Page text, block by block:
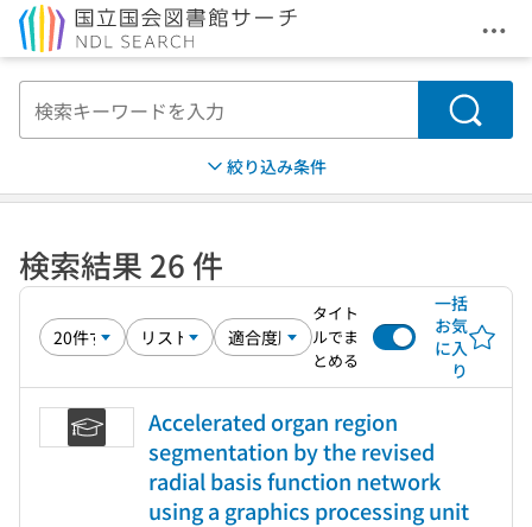
メ
検索
絞り込み条件
検索結果 26 件
タイト
ルでま
とめる
一括
お気
に入
り
Accelerated organ region
segmentation by the revised
radial basis function network
using a graphics processing unit